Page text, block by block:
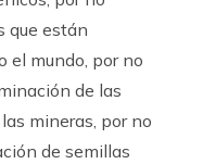
que están
el mundo, por no
de las
mineras, por no
de semillas